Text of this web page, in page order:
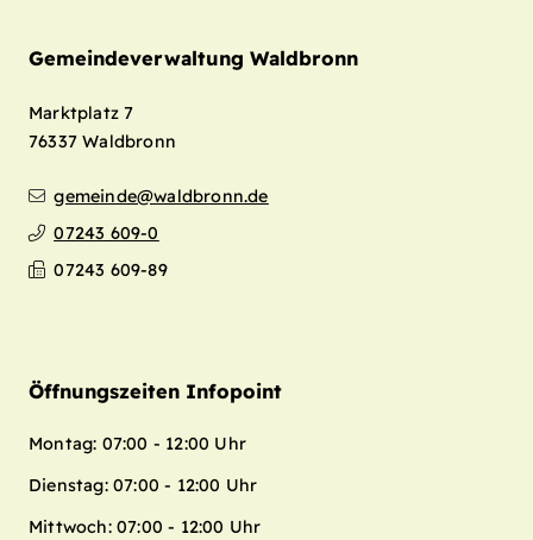
Gemeindeverwaltung Waldbronn
Marktplatz 7
76337 Waldbronn
gemeinde@waldbronn.de
07243 609-0
07243 609-89
Öffnungszeiten Infopoint
Montag: 07:00 - 12:00 Uhr
Dienstag: 07:00 - 12:00 Uhr
Mittwoch: 07:00 - 12:00 Uhr